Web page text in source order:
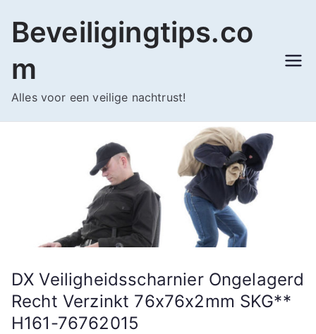
naar
inhoud
Beveiligingtips.co
m
Alles voor een veilige nachtrust!
DX Veiligheidsscharnier Ongelagerd
Recht Verzinkt 76x76x2mm SKG**
H161-76762015